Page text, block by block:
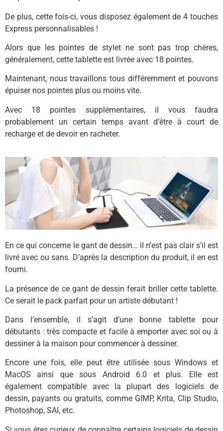
De plus, cette fois-ci, vous disposez également de 4 touches
Express personnalisables !
Alors que les pointes de stylet ne sont pas trop chères,
généralement, cette tablette est livrée avec 18 pointes.
Maintenant, nous travaillons tous différemment et pouvons
épuiser nos pointes plus ou moins vite.
Avec 18 pointes supplémentaires, il vous faudra
probablement un certain temps avant d’être à court de
recharge et de devoir en racheter.
En ce qui concerne le gant de dessin… il n’est pas clair s’il est
livré avec ou sans. D’après la description du produit, il en est
fourni.
La présence de ce gant de dessin ferait briller cette tablette.
Ce serait le pack parfait pour un artiste débutant !
Dans l’ensemble, il s’agit d’une bonne tablette pour
débutants : très compacte et facile à emporter avec soi ou à
dessiner à la maison pour commencer à dessiner.
Encore une fois, elle peut être utilisée sous Windows et
MacOS ainsi que sous Android 6.0 et plus. Elle est
également compatible avec la plupart des logiciels de
dessin, payants ou gratuits, comme GIMP, Krita, Clip Studio,
Photoshop, SAI, etc.